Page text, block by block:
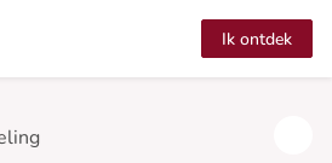
Ik ontdek